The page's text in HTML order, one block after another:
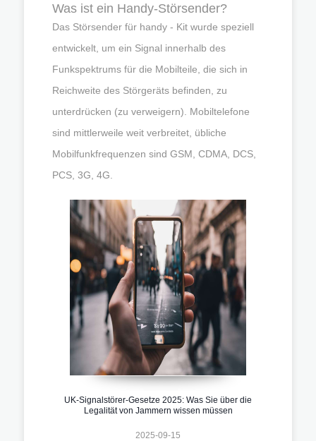
Was ist ein Handy-Störsender?
Das Störsender für handy - Kit wurde speziell
entwickelt, um ein Signal innerhalb des
Funkspektrums für die Mobilteile, die sich in
Reichweite des Störgeräts befinden, zu
unterdrücken (zu verweigern). Mobiltelefone
sind mittlerweile weit verbreitet, übliche
Mobilfunkfrequenzen sind GSM, CDMA, DCS,
PCS, 3G, 4G.
UK-Signalstörer-Gesetze 2025: Was Sie über die
Legalität von Jammern wissen müssen
2025-09-15